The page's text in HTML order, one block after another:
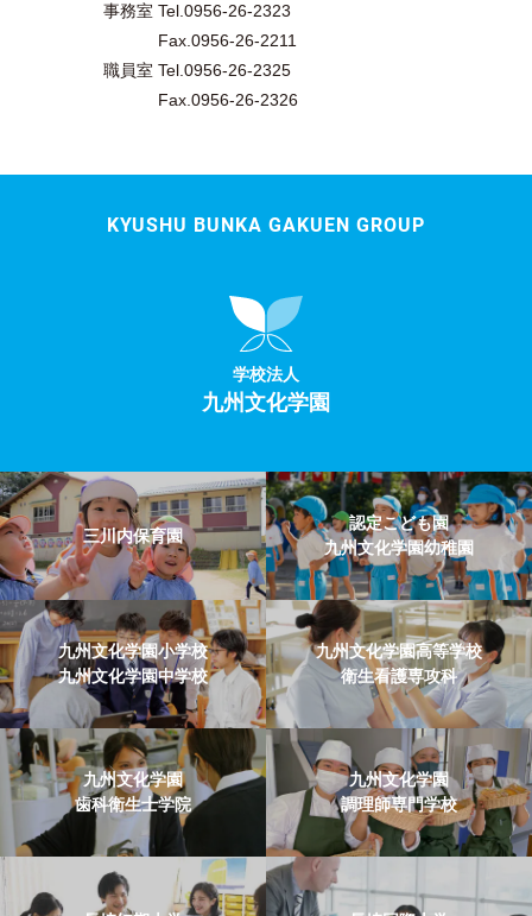
事務室 Tel.0956-26-2323
Fax.0956-26-2211
職員室 Tel.0956-26-2325
Fax.0956-26-2326
KYUSHU BUNKA GAKUEN GROUP
学校法人
九州文化学園
三川内保育園
認定こども園
九州文化学園幼稚園
九州文化学園小学校
九州文化学園中学校
九州文化学園高等学校
衛生看護専攻科
九州文化学園
歯科衛生士学院
九州文化学園
調理師専門学校